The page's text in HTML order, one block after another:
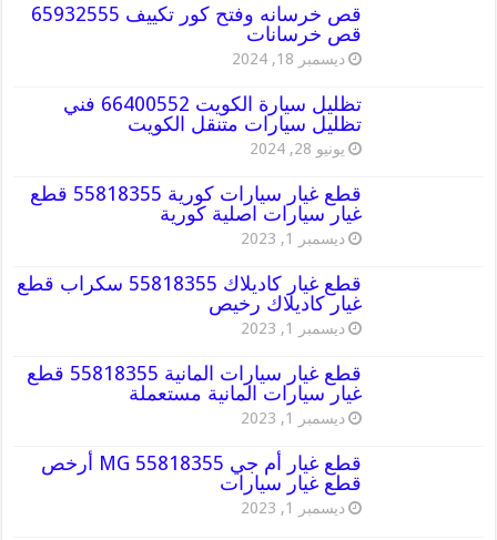
قص خرسانه وفتح كور تكييف 65932555
قص خرسانات
ديسمبر 18, 2024
تظليل سيارة الكويت 66400552 فني
تظليل سيارات متنقل الكويت
يونيو 28, 2024
قطع غيار سيارات كورية 55818355 قطع
غيار سيارات اصلية كورية
ديسمبر 1, 2023
قطع غيار كاديلاك 55818355 سكراب قطع
غيار كاديلاك رخيص
ديسمبر 1, 2023
قطع غيار سيارات المانية 55818355 قطع
غيار سيارات المانية مستعملة
ديسمبر 1, 2023
قطع غيار أم جي MG 55818355 أرخص
قطع غيار سيارات
ديسمبر 1, 2023